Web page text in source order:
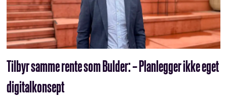
Tilbyr samme rente som Bulder: – Planlegger ikke eget
digitalkonsept